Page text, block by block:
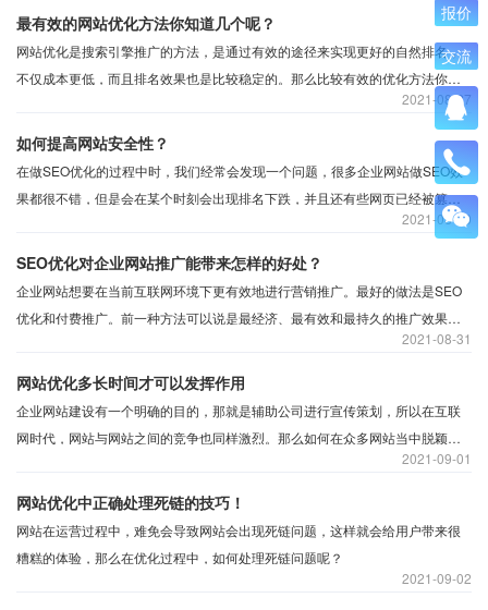
08-27
2021
最有效的网站优化方法你知道几个呢？
网站优化是搜索引擎推广的方法，是通过有效的途径来实现更好的自然排名，
不仅成本更低，而且排名效果也是比较稳定的。那么比较有效的优化方法你知
08-30
2021
如何提高网站安全性？
在做SEO优化的过程中时，我们经常会发现一个问题，很多企业网站做SEO效
果都很不错，但是会在某个时刻会出现排名下跌，并且还有些网页已经被篡改
成非法的内容等等，事实上，这就是网站的安全工作没有做好，让网站排名一
夜回到从前，所以我们应该思考，做SEO优化确实重要，但是网站如果不安
08-31
2021
SEO优化对企业网站推广能带来怎样的好处？
企业网站想要在当前互联网环境下更有效地进行营销推广。最好的做法是SEO
优化和付费推广。前一种方法可以说是最经济、最有效和最持久的推广效果，
但是起效较慢。但后一种方法成本高但是见效快。因此，SEO优化有什么好
处？下面是对这此问题的详细分析，希望对您能有所帮助。
09-01
2021
网站优化多长时间才可以发挥作用
企业网站建设有一个明确的目的，那就是辅助公司进行宣传策划，所以在互联
网时代，网站与网站之间的竞争也同样激烈。那么如何在众多网站当中脱颖而
09-02
2021
网站优化中正确处理死链的技巧！
网站在运营过程中，难免会导致网站会出现死链问题，这样就会给用户带来很
糟糕的体验，那么在优化过程中，如何处理死链问题呢？
报价
交流